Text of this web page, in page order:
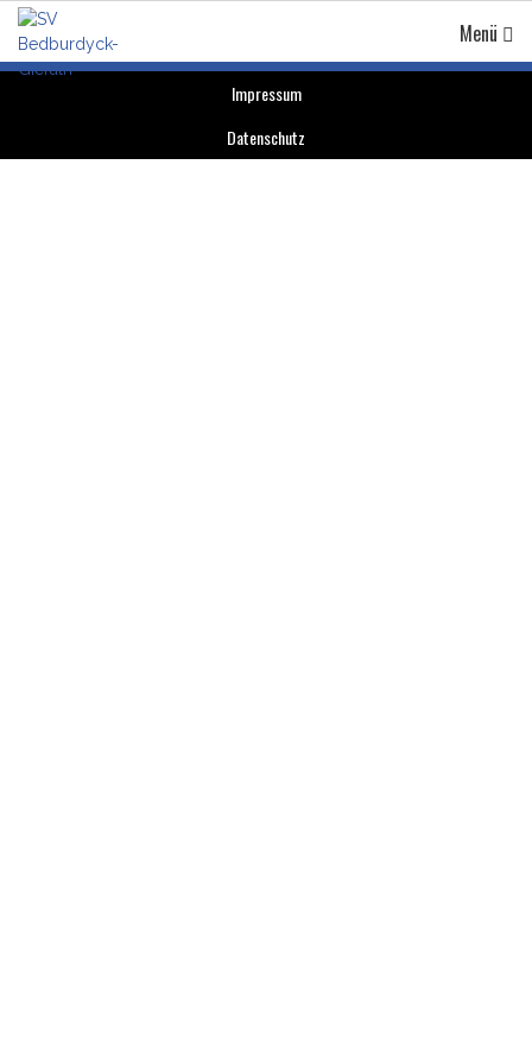
Menü
Impressum
Datenschutz